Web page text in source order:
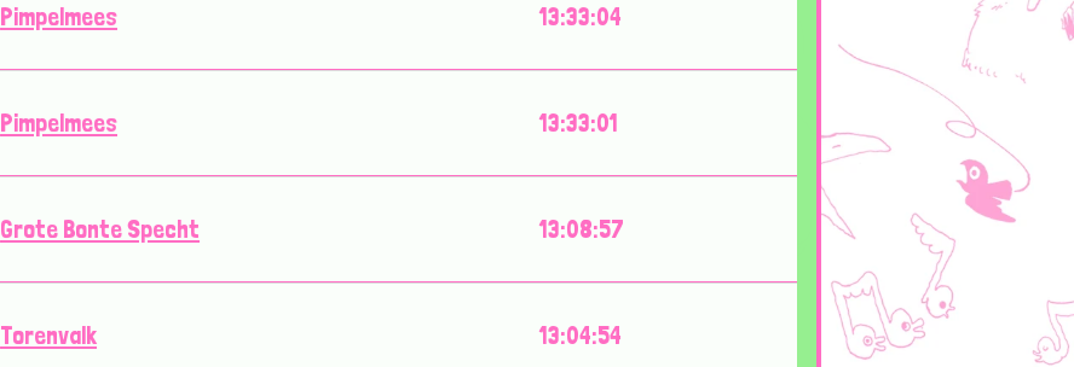
Pimpelmees 13:33:04
Pimpelmees 13:33:01
Grote Bonte Specht 13:08:57
Torenvalk 13:04:54